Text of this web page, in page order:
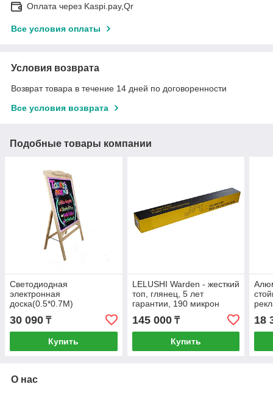
Оплата через Kaspi.pay,Qr
Все условия оплаты
Условия возврата
Возврат товара в течение 14 дней по договоренности
Все условия возврата
Подобные товары компании
Светодиодная
электронная
доска(0.5*0.7M)
30 090 ₸
Купить
LELUSHI Warden - жесткий
топ, глянец, 5 лет
гарантии, 190 микрон
(1.52*15M)
145 000₸
Купить
18
О нас